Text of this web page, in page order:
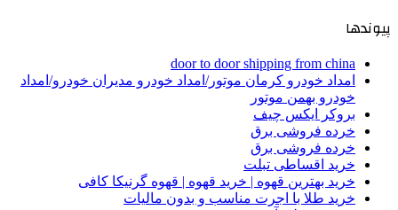
پیوندها
door to door shipping from china
امداد خودرو کرمان موتور/امداد خودرو مدیران خودرو/امداد
خودرو بهمن موتور
بروکر ایکس چیف
خرده فروشی برق
خرده فروشی برق
خرید اقساطی تبلت
خرید بهترین قهوه | خرید قهوه | قهوه گرنیکا کافی
خرید طلا با اجرت مناسب و بدون مالیات